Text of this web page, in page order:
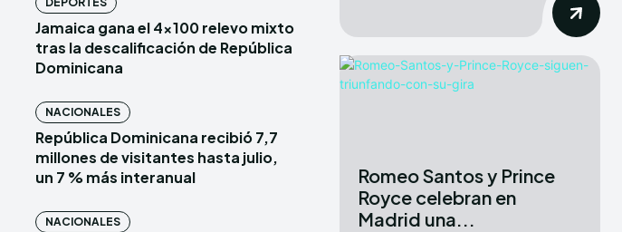
Jamaica gana el 4×100 relevo mixto
tras la descalificación de República
Dominicana
NACIONALES
República Dominicana recibió 7,7
millones de visitantes hasta julio,
un 7 % más interanual
NACIONALES
Romeo Santos y Prince
Royce celebran en
Madrid una...